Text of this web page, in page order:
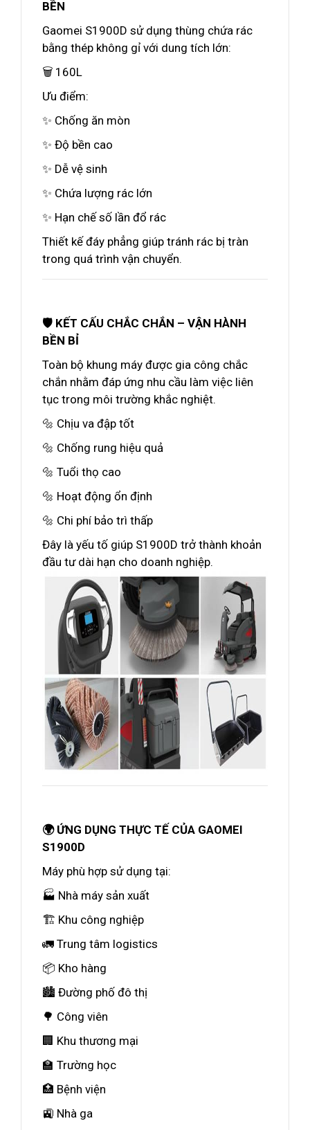
BỀN
Gaomei S1900D sử dụng thùng chứa rác
bằng thép không gỉ với dung tích lớn:
🗑️ 160L
Ưu điểm:
✨ Chống ăn mòn
✨ Độ bền cao
✨ Dễ vệ sinh
✨ Chứa lượng rác lớn
✨ Hạn chế số lần đổ rác
Thiết kế đáy phẳng giúp tránh rác bị tràn
trong quá trình vận chuyển.
🛡️ KẾT CẤU CHẮC CHẮN – VẬN HÀNH
BỀN BỈ
Toàn bộ khung máy được gia công chắc
chắn nhằm đáp ứng nhu cầu làm việc liên
tục trong môi trường khắc nghiệt.
🔩 Chịu va đập tốt
🔩 Chống rung hiệu quả
🔩 Tuổi thọ cao
🔩 Hoạt động ổn định
🔩 Chi phí bảo trì thấp
Đây là yếu tố giúp S1900D trở thành khoản
đầu tư dài hạn cho doanh nghiệp.
🌍 ỨNG DỤNG THỰC TẾ CỦA GAOMEI
S1900D
Máy phù hợp sử dụng tại:
🏭 Nhà máy sản xuất
🏗️ Khu công nghiệp
🚛 Trung tâm logistics
📦 Kho hàng
🏙️ Đường phố đô thị
🌳 Công viên
🏢 Khu thương mại
🏫 Trường học
🏥 Bệnh viện
🚉 Nhà ga